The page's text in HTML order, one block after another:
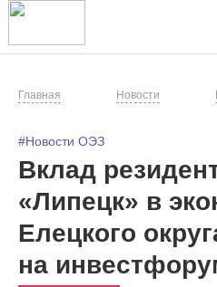
Главная Новости
#Новости ОЭЗ
Вклад
«Липецк» в
Елецкого
на